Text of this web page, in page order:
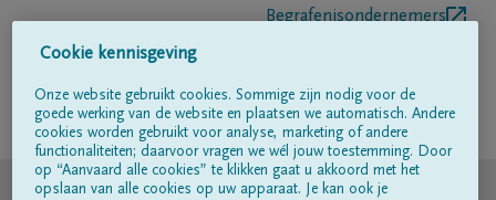
Begrafenisondernemers
Volg ons op
© DELA
Cookie kennisgeving
Onze website gebruikt cookies. Sommige zijn nodig voor de
goede werking van de website en plaatsen we automatisch. Andere
cookies worden gebruikt voor analyse, marketing of andere
functionaliteiten; daarvoor vragen we wél jouw toestemming. Door
op “Aanvaard alle cookies” te klikken gaat u akkoord met het
opslaan van alle cookies op uw apparaat. Je kan ook je